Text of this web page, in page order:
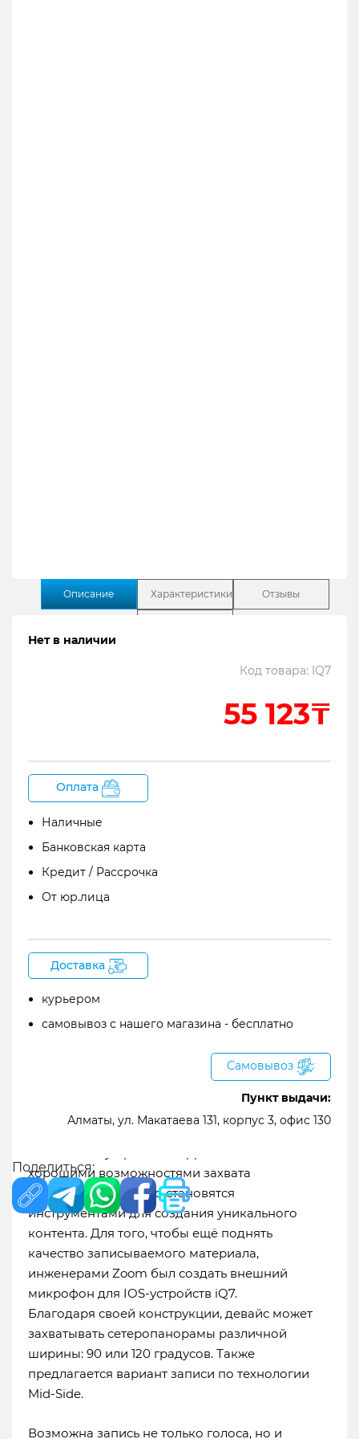
Описание Характеристики Отзывы
Zoom iQ7 – внешний микрофон для IOS-
2Описание Zoom IQ7
3Функции и особенности
4 Входы и выходы
Комплектация
устройств
хорошими возможностями захвата
изображения и часто становятся
инструментами для создания уникального
контента. Для того, чтобы ещё поднять
качество записываемого материала,
инженерами Zoom был создать внешний
микрофон для IOS-устройств iQ7.
Благодаря своей конструкции, девайс может
захватывать сетеропанорамы различной
ширины: 90 или 120 градусов. Также
предлагается вариант записи по технологии
Mid-Side.
Возможна запись не только голоса, но и
Нет в наличии
Код товара: IQ7
55 123₸
Оплата
Наличные
Банковская карта
Кредит / Рассрочка
От юр.лица
Доставка
курьером
самовывоз с нашего магазина - бесплатно
Самовывоз
Пункт выдачи:
Алматы, ул. Макатаева 131, корпус 3, офис 130
Поделиться:
Доставка в города: Алматы
Экибастуз
Абай
Аксай Актау Актобе
Астана
Атырау